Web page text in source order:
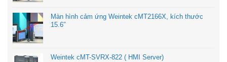
Màn hình cảm ứng Weintek cMT2166X, kích thước
15.6″
Weintek cMT-SVRX-822 ( HMI Server)